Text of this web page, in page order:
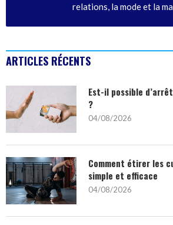
relations, la mode et la
ARTICLES RÉCENTS
Est-il possible
?
04/08/2026
Comment étirer les
simple et efficace
04/08/2026